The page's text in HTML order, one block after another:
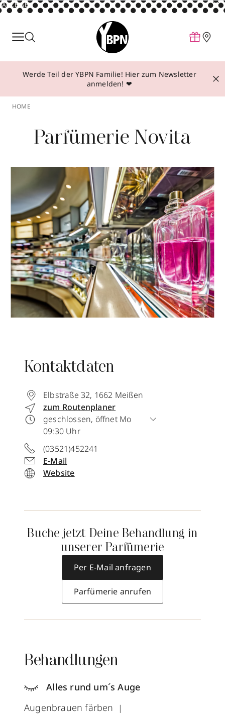
ANZEIGE
Parfum
Make-up
Behandlungen
Über YBPN
Aktionen
Storefinder
Werde Teil der YBPN Familie! Hier zum Newsletter
anmelden! ❤
HOME
Parfümerie Novita
Kontaktdaten
Elbstraße 32, 1662 Meißen
zum Routenplaner
geschlossen, öffnet Mo
09:30 Uhr
(03521)452241
E-Mail
Website
Buche jetzt Deine Behandlung in
unserer Parfümerie
Per E-Mail anfragen
Parfümerie anrufen
Behandlungen
Alles rund um´s Auge
Augenbrauen färben